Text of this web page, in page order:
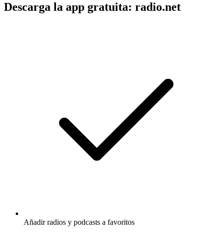
Descarga la app gratuita: radio.net
Añadir radios y podcasts a favoritos